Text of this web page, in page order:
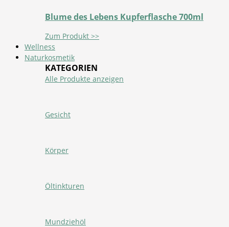
Blume des Lebens Kupferflasche 700ml
Zum Produkt >>
Wellness
Naturkosmetik
KATEGORIEN
Alle Produkte anzeigen
Gesicht
Körper
Öltinkturen
Mundziehöl